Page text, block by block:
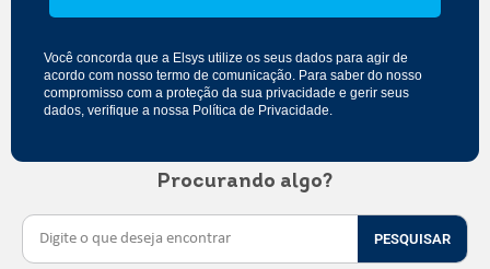
Você concorda que a Elsys utilize os seus dados para agir de
acordo com nosso termo de comunicação. Para saber do nosso
compromisso com a proteção da sua privacidade e gerir seus
dados, verifique a nossa Política de Privacidade.
Procurando algo?
PESQUISAR